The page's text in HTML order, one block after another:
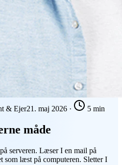
& Ejer21. maj 2026 · 5 min
måde
serveren. Læser I en mail på
som læst på computeren. Sletter I